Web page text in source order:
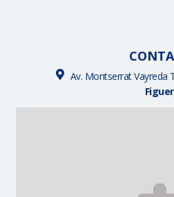
Av. Montserrat Vayreda